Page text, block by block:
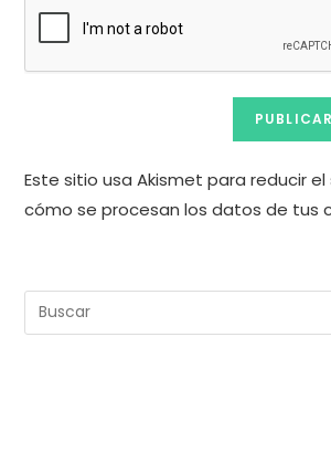
Este sitio usa Akismet para reducir
cómo se procesan los datos de tus